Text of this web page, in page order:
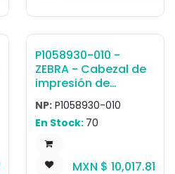
P1058930-010 -
ZEBRA - Cabezal de
impresión de
transferencia
térmica Cabezal de
impresión 300 dpi,
ZT410, ZT411
NP: P1058930-010
En Stock: 70
MXN $ 10,017.81